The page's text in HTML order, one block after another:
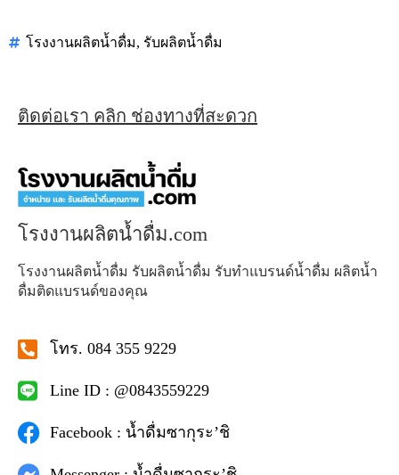
โรงงานผลิตน้ำดื่ม, รับผลิตน้ำดื่ม
ติดต่อเรา คลิก ช่องทางที่สะดวก
โรงงานผลิตน้ำดื่ม.com
โรงงานผลิตน้ำดื่ม รับผลิตน้ำดื่ม รับทำแบรนด์น้ำดื่ม ผลิตน้ำ
ดื่มติดแบรนด์ของคุณ
โทร. 084 355 9229
Line ID : @0843559229
Facebook : น้ำดื่มซากุระ’ชิ